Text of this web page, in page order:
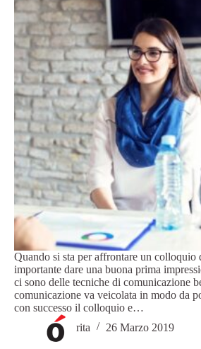
Quando si sta per affrontare un colloquio
importante dare una buona prima
ci sono delle tecniche di comunicazione
comunicazione va veicolata in modo da
con successo il colloquio e…
rita
26 Marzo 2019